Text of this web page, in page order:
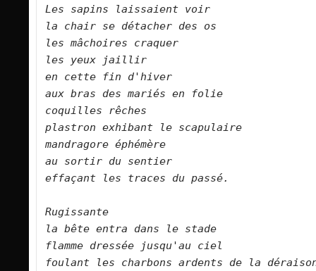
Les sapins laissaient voir
la chair se détacher des os
les mâchoires craquer
les yeux jaillir
en cette fin d'hiver
aux bras des mariés en folie
coquilles rêches
plastron exhibant le scapulaire
mandragore éphémère
au sortir du sentier
effaçant les traces du passé.
Rugissante
la bête entra dans le stade
flamme dressée jusqu'au ciel
foulant les charbons ardents de la